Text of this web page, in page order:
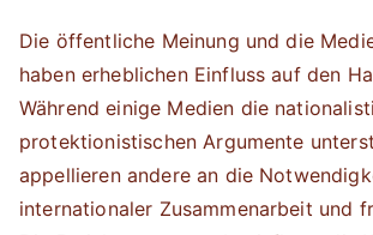
Die öffentliche Meinung und die
haben erheblichen Einfluss auf den
Während einige Medien die
protektionistischen Argumente
appellieren andere an die
internationaler Zusammenarbeit und